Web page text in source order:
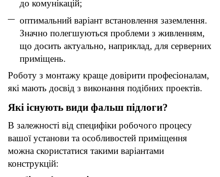
до комунікацій;
оптимальний варіант встановлення заземлення.
Значно полегшуються проблеми з живленням,
що досить актуально, наприклад, для серверних
приміщень.
Роботу з монтажу краще довірити професіоналам,
які мають досвід з виконання подібних проектів.
Які існують види фальш підлоги?
В залежності від специфіки робочого процесу
вашої установи та особливостей приміщення
можна скористатися такими варіантами
конструкцій: